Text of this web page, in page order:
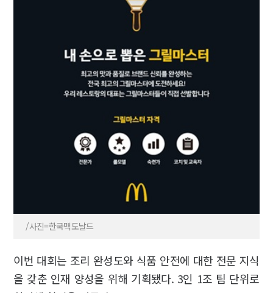
/사진=한국맥도날드
이번 대회는 조리 완성도와 식품 안전에 대한 전문 지식
을 갖춘 인재 양성을 위해 기획됐다. 3인 1조 팀 단위로